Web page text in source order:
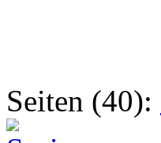
Seiten (40):